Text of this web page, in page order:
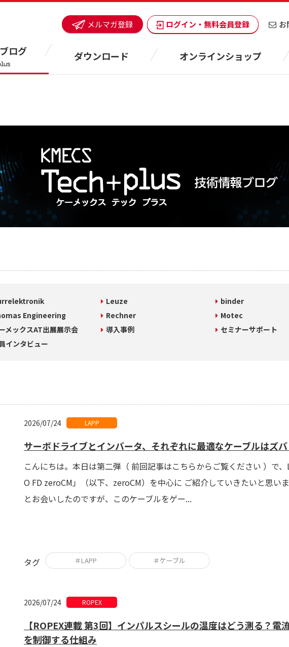
メルマガ登録 ログイン・無料会員登録 お
ログ ダウンロード オンラインショップ
Leuze binder
Engineering Rechner Motec
メックスAT出展展示会 導入事例 セミナーサポート
インタビュー
2026/07/24 LAPP
サーボドライブとインバータ、それぞれに最適なケーブルはズ
こんにちは。本日は第二弾（ 前回記事はこちらからご覧ください ）で
O FD zeroCM」（以下、zeroCM）を中心に ご紹介していきたいと思い
とお会いしたのですが、このケーブルをゲー...
タグ ＃LAPP ＃ケーブル
2026/07/24 ROPEX
【ROPEX連載 第3回】インパルスシールの温度はどう測る？
を制御する仕組み